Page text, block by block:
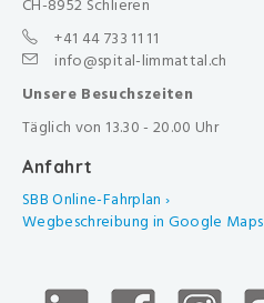
+41 44 733 11 11
info@spital-limmattal.ch
Unsere Besuchszeiten
Täglich von 13.30 - 20.00 Uhr
Anfahrt
SBB Online-Fahrplan ›
Wegbeschreibung in Google Maps